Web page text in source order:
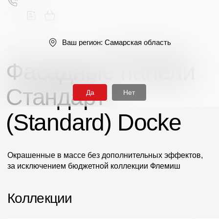
Фасадные материалы
Фасадные панели / Серия Стандарт (Standard)
Фасадные панели
Стандарт
(Standard) Docke
Окрашенные в массе без дополнительных эффектов,
за исключением бюджетной коллекции Флемиш
Коллекции
Ваш регион: Самарская область
Да Нет